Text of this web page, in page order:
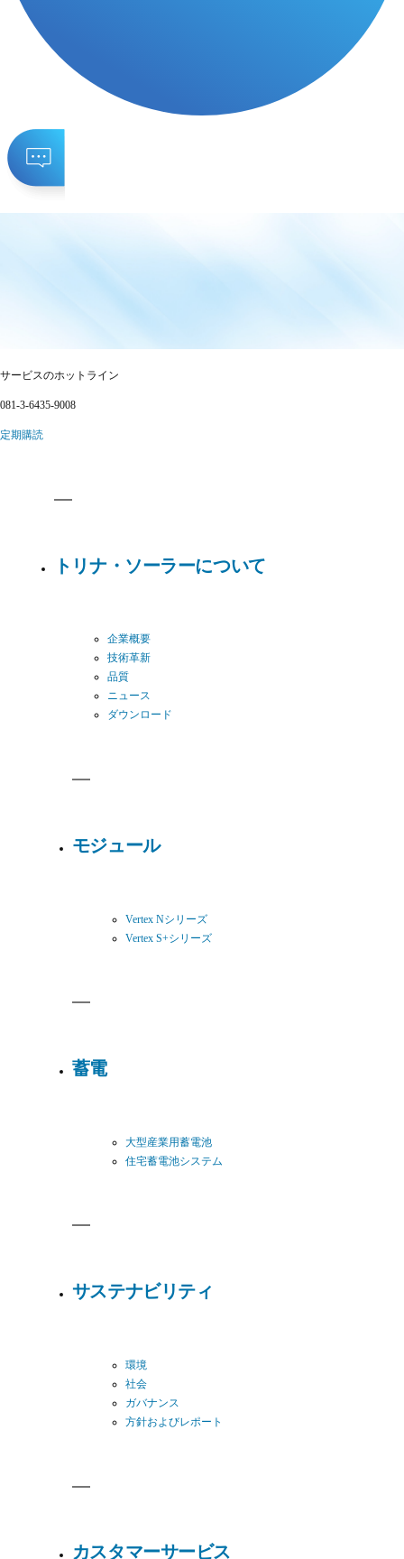
サービスのホットライン
081-3-6435-9008
定期購読
トリナ・ソーラーについて
企業概要
技術革新
品質
ニュース
ダウンロード
モジュール
Vertex Nシリーズ
Vertex S+シリーズ
蓄電
大型産業用蓄電池
住宅蓄電池システム
サステナビリティ
環境
社会
ガバナンス
方針およびレポート
カスタマーサービス